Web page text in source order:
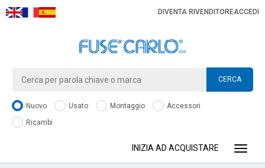
DIVENTA RIVENDITOREACCEDI
CERCA
Nuovo Usato Montaggio
Accessori
Ricambi
INIZIA AD ACQUISTARE